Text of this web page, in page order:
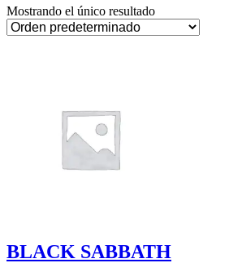
Mostrando el único resultado
BLACK SABBATH